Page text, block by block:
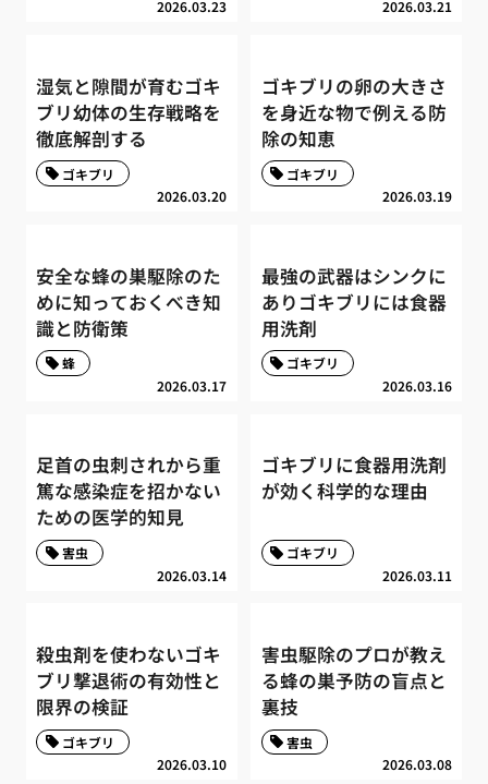
2026.03.23 2026.03.21
湿気と隙間が育むゴキ
ブリ幼体の生存戦略を
徹底解剖する
2026.03.20
ゴキブリ
ゴキブリの卵の大きさ
を身近な物で例える防
除の知恵
2026.03.19
ゴキブリ
安全な蜂の巣駆除のた
めに知っておくべき知
識と防衛策
2026.03.17
蜂
最強の武器はシンクに
ありゴキブリには食器
用洗剤
2026.03.16
ゴキブリ
足首の虫刺されから重
篤な感染症を招かない
ための医学的知見
2026.03.14
害虫
ゴキブリに食器用洗剤
が効く科学的な理由
2026.03.11
ゴキブリ
殺虫剤を使わないゴキ
ブリ撃退術の有効性と
限界の検証
2026.03.10
ゴキブリ
害虫駆除のプロが教え
る蜂の巣予防の盲点と
裏技
2026.03.08
害虫